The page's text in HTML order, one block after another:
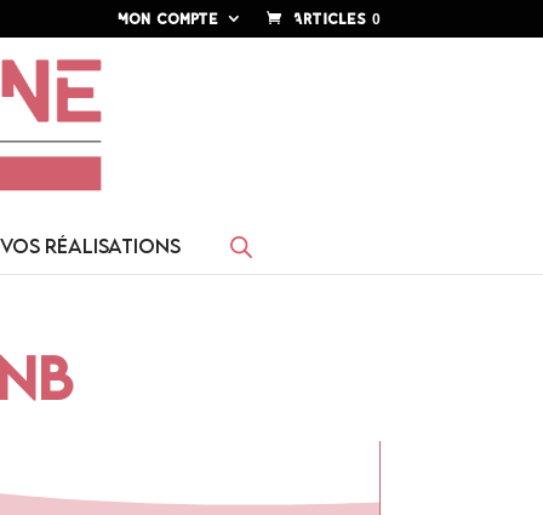
Mon compte Articles 0
VOS RÉALISATIONS